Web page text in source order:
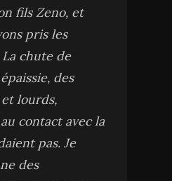
fils Zeno, et
pris les
chute de
des
lourds,
contact avec la
pas. Je
des